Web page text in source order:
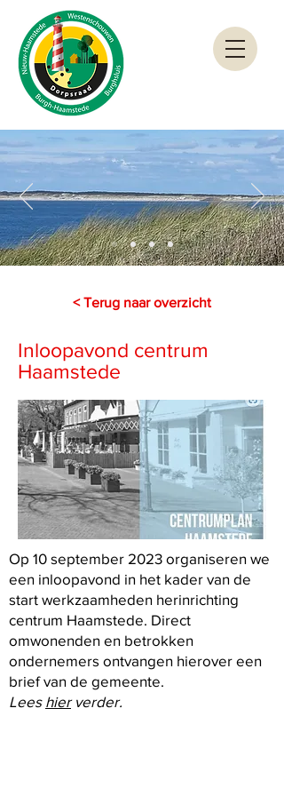
< Terug naar overzicht
Inloopavond centrum
Haamstede
Op 10 september 2023 organiseren we
een inloopavond in het kader van de
start werkzaamheden herinrichting
centrum Haamstede. Direct
omwonenden en betrokken
ondernemers ontvangen hierover een
brief van de gemeente.
Lees hierverder.